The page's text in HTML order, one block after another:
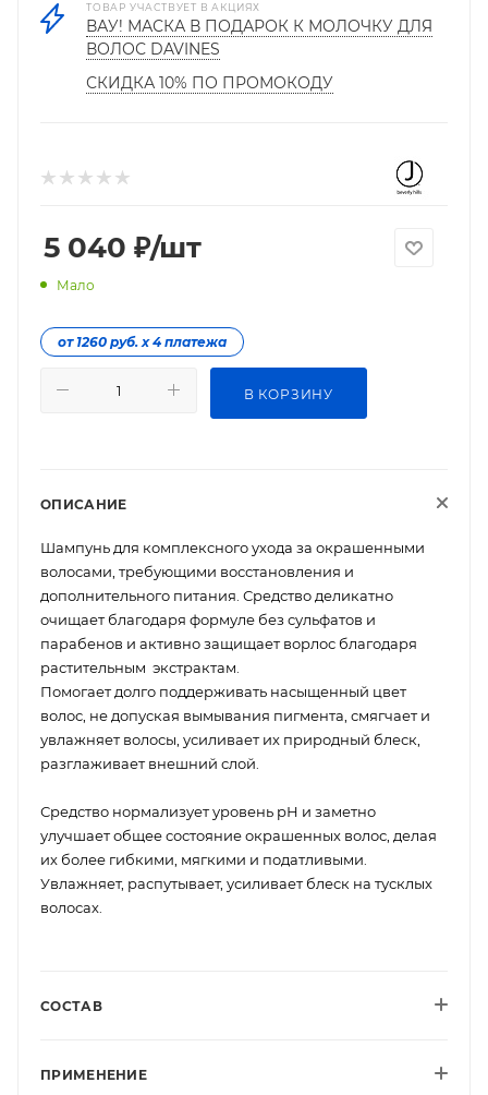
ТОВАР УЧАСТВУЕТ В АКЦИЯХ
ВАУ! МАСКА В ПОДАРОК К МОЛОЧКУ ДЛЯ
ВОЛОС DAVINES
СКИДКА 10% ПО ПРОМОКОДУ
5 040 ₽/шт
Мало
от 1260 руб. х 4 платежа
В КОРЗИНУ
ОПИСАНИЕ
Шампунь для комплексного ухода за окрашенными
волосами, требующими восстановления и
дополнительного питания. Средство деликатно
очищает благодаря формуле без сульфатов и
парабенов и активно защищает ворлос благодаря
растительным экстрактам.
Помогает долго поддерживать насыщенный цвет
волос, не допуская вымывания пигмента, смягчает и
увлажняет волосы, усиливает их природный блеск,
разглаживает внешний слой.
Средство нормализует уровень рН и заметно
улучшает общее состояние окрашенных волос, делая
их более гибкими, мягкими и податливыми.
Увлажняет, распутывает, усиливает блеск на тусклых
волосах.
СОСТАВ
ПРИМЕНЕНИЕ